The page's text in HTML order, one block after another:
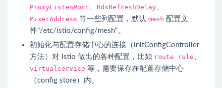
ProxyListenPort 、 RdsRefreshDelay、
MixerAddress 等一些列配置，默认 mesh 配置文
件"/etc/istio/config/mesh"。
初始化与配置存储中心的连接（initConfigController
方法）对 Istio 做出的各种配置，比如 route rule 、
virtualservice 等，需要保存在配置存储中心
（config store）内。